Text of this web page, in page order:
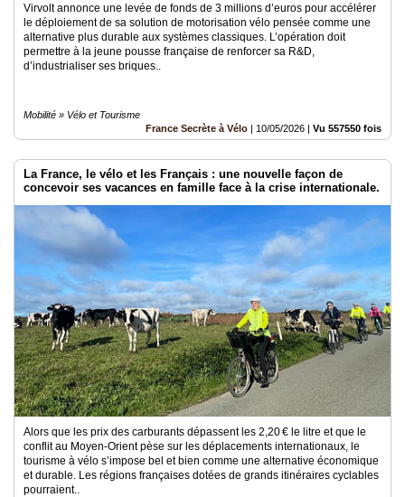
Virvolt annonce une levée de fonds de 3 millions d’euros pour accélérer
le déploiement de sa solution de motorisation vélo pensée comme une
alternative plus durable aux systèmes classiques. L’opération doit
permettre à la jeune pousse française de renforcer sa R&D,
d’industrialiser ses briques..
Mobilité » Vélo et Tourisme
France Secrète à Vélo | 10/05/2026 | Vu 557550 fois
La France, le vélo et les Français : une nouvelle façon de
concevoir ses vacances en famille face à la crise internationale.
Alors que les prix des carburants dépassent les 2,20 € le litre et que le
conflit au Moyen-Orient pèse sur les déplacements internationaux, le
tourisme à vélo s’impose bel et bien comme une alternative économique
et durable. Les régions françaises dotées de grands itinéraires cyclables
pourraient..